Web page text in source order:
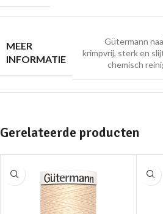
MEER
INFORMATIE
Gütermann
krimpvrij, sterk en
chemisch
Gerelateerde producten